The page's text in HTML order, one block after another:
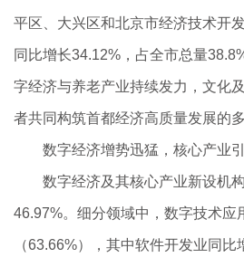
平区、大兴区和北京市经济技术开
同比增长34.12%，占全市总量
字经济与养老产业持续发力，文化
者共同构筑首都经济高质量发展的多
数字经济增势迅猛，核心产业
数字经济及其核心产业新设机
46.97%。细分领域中，数字技术应
（63.66%），其中软件开发业同